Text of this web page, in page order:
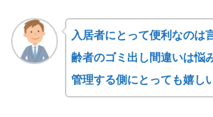
入居者にとって便利なのは
齢者のゴミ出し間違いは悩
管理する側にとっても嬉し